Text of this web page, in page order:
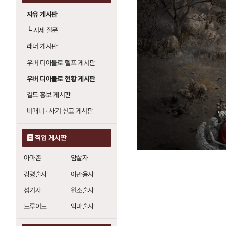
자유 게시판
└시세 질문
래더 게시판
우버 디아블로 헬프 게시판
우버 디아블로 현황 게시판
길드 홍보 게시판
비매너 · 사기 신고 게시판
직업 게시판
아마존
암살자
강령술사
야만용사
성기사
원소술사
드루이드
악마술사